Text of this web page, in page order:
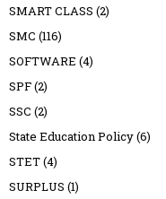
SMART CLASS (2)
SMC (116)
SOFTWARE (4)
SPF(2)
SSC (2)
State Education Policy(6)
STET(4)
SURPLUS (1)